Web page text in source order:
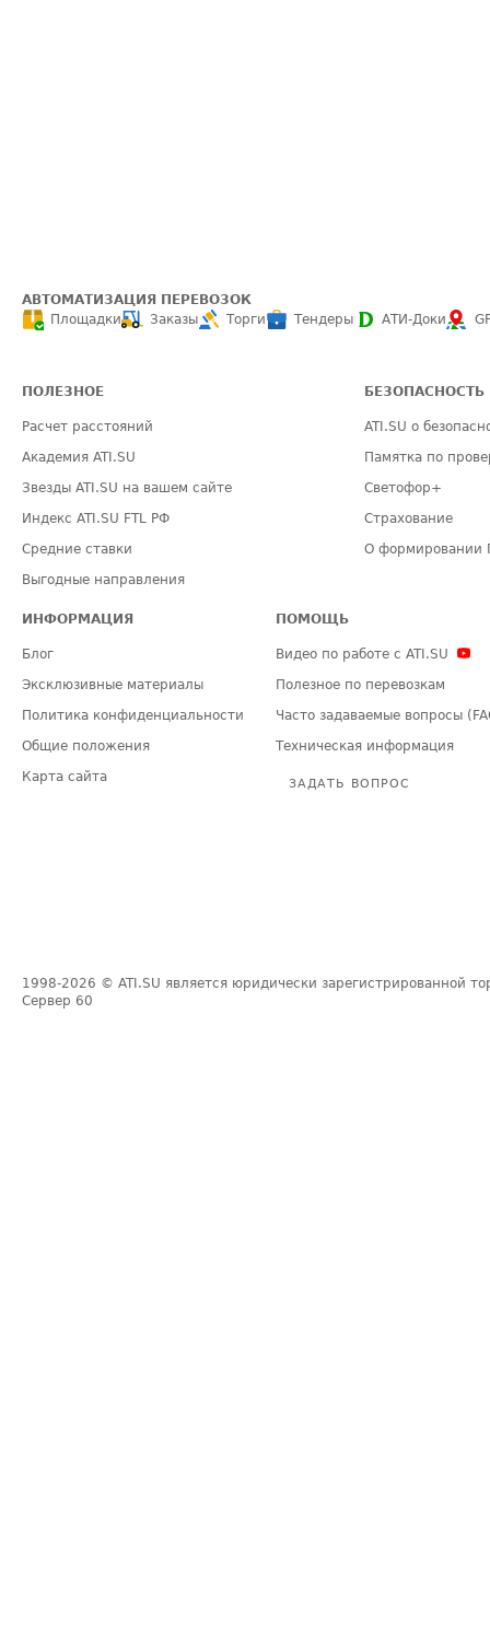
АВТОМАТИЗАЦИЯ ПЕРЕВОЗОК
Площадки
Заказы Торги Тендеры АТИ-Доки
ПОЛЕЗНОЕ
Расчет расстояний
Академия ATI.SU
Звезды ATI.SU на вашем сайте
Индекс ATI.SU FTL РФ
Средние ставки
Выгодные направления
БЕЗОПАСНОСТЬ
ATI.SU о
Памятка по
Светофор+
Страхование
О формировании
ИНФОРМАЦИЯ
Блог
Эксклюзивные материалы
Политика конфиденциальности
Общие положения
Карта сайта
ПОМОЩЬ
Видео по работе с ATI.SU
Полезное по перевозкам
Часто задаваемые вопросы
Техническая информация
ЗАДАТЬ ВОПРОС
1998-2026 © ATI.SU является юридически зарегистрированной
Сервер 60